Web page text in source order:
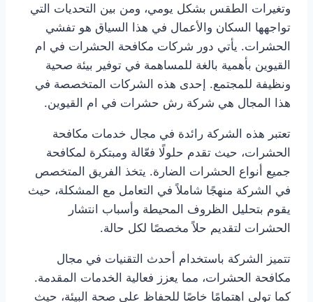
وتغيرات الطقس بشكل يومي، ومن بين التحديات التي
تواجهها السكان والأعمال في هذا السياق هو تفشي
الحشرات. يأتي دور شركات مكافحة الحشرات في ام
القيوين بأهمية بالغة للمساهمة في توفير بيئة صحية
ونظيفة للمجتمع. إحدى هذه الشركات المتخصصة في
هذا المجال هي شركة رش حشرات في ام القيوين.
تعتبر هذه الشركة رائدة في مجال خدمات مكافحة
الحشرات، حيث تقدم حلولًا فعّالة ومبتكرة لمكافحة
جميع أنواع الحشرات الضارة. يتخذ الفريق المتخصص
في الشركة منهجًا شاملاً في التعامل مع المشكلة، حيث
يقوم بتحليل الظروف المحيطة وأسباب انتشار
الحشرات لتقديم حلاً مخصصًا لكل حالة.
تتميز الشركة باستخدام أحدث التقنيات في مجال
مكافحة الحشرات، مما يعزز فعالية الخدمات المقدمة.
كما تولي اهتمامًا خاصًا للحفاظ على صحة البيئة، حيث